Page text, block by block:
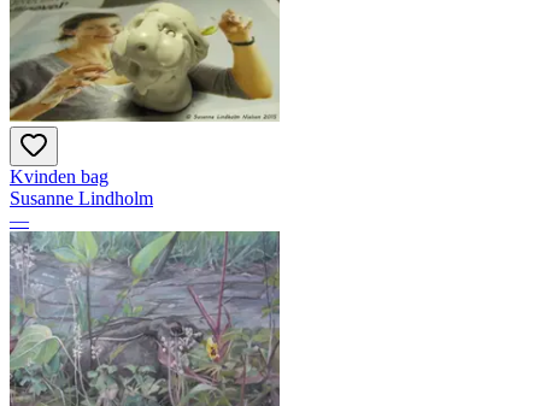
Kvinden bag
Susanne Lindholm
—